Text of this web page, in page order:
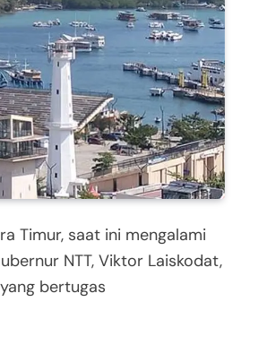
Timur, saat ini mengalami
NTT, Viktor Laiskodat,
bertugas